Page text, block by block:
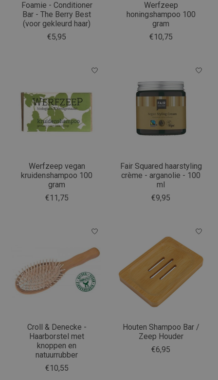
Foamie - Conditioner
Bar - The Berry Best
(voor gekleurd haar)
€5,95
Werfzeep
honingshampoo 100
gram
€10,75
Werfzeep vegan
kruidenshampoo 100
gram
€11,75
Fair Squared haarstyling
crème - arganolie - 100
ml
€9,95
Croll & Denecke -
Haarborstel met
knoppen en
natuurrubber
€10,55
Houten Shampoo Bar /
Zeep Houder
€6,95